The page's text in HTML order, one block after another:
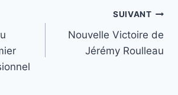
SUIVANT
Nouvelle Victoire de
Jérémy Roulleau